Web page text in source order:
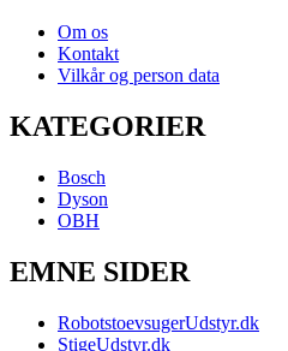
Om os
Kontakt
Vilkår og person data
KATEGORIER
Bosch
Dyson
OBH
EMNE SIDER
RobotstoevsugerUdstyr.dk
StigeUdstyr.dk